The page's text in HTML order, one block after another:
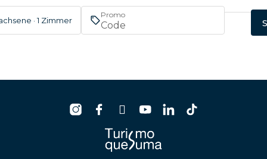
· 1 Zimmer
Promo